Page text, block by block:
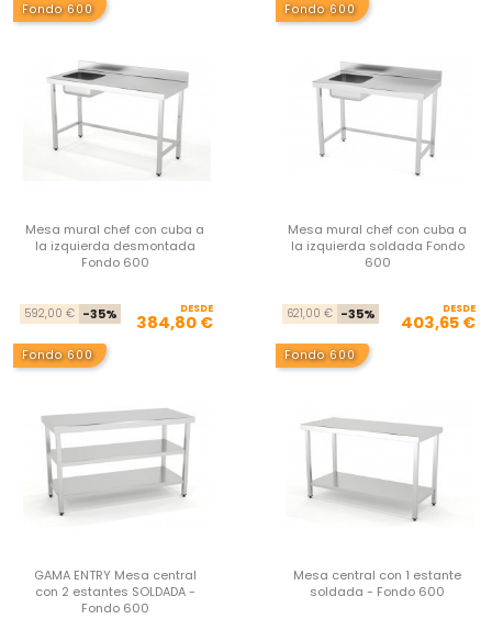
Fondo 600
Mesa mural chef con cuba a
la izquierda desmontada
Fondo 600
Precio base
592,00 € -35% Precio
DESDE
384,80 €
Fondo 600
Mesa mural chef con cuba a
la izquierda soldada Fondo
600
621,00 € -35% DESDE
403,65 €
Fondo 600
GAMA ENTRY Mesa central
con 2 estantes SOLDADA -
Fondo 600
Fondo 600
Mesa central con 1 estante
soldada - Fondo 600